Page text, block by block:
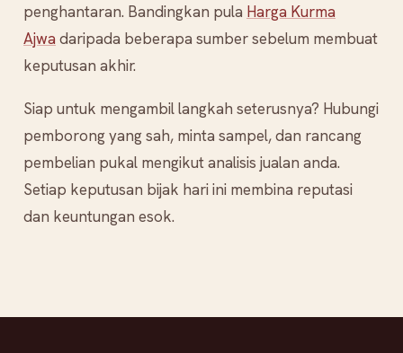
penghantaran. Bandingkan pula Harga Kurma
Ajwa daripada beberapa sumber sebelum membuat
keputusan akhir.
Siap untuk mengambil langkah seterusnya? Hubungi
pemborong yang sah, minta sampel, dan rancang
pembelian pukal mengikut analisis jualan anda.
Setiap keputusan bijak hari ini membina reputasi
dan keuntungan esok.